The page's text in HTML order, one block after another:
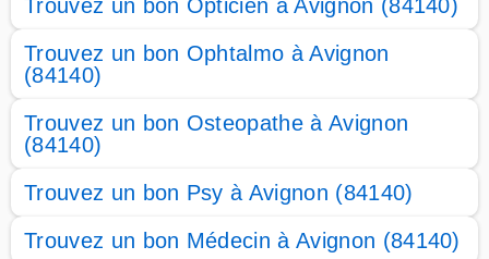
Trouvez un bon Opticien à Avignon (84140)
Trouvez un bon Ophtalmo à Avignon
(84140)
Trouvez un bon Osteopathe à Avignon
(84140)
Trouvez un bon Psy à Avignon (84140)
Trouvez un bon Médecin à Avignon (84140)